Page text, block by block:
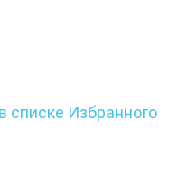
списке Избранного